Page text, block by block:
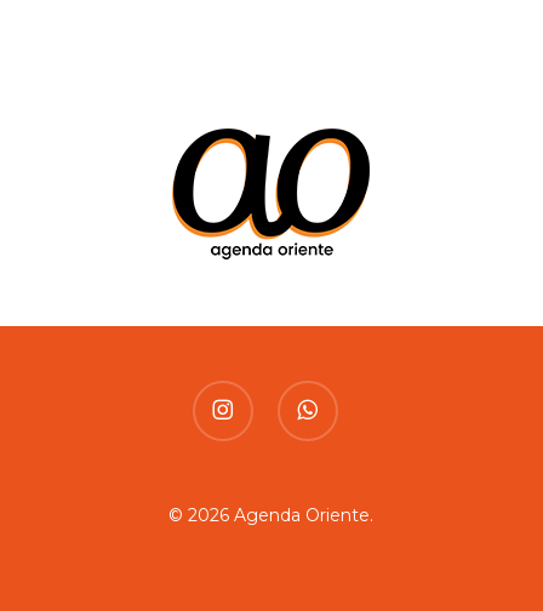
instagram whatsapp
© 2026 Agenda Oriente.